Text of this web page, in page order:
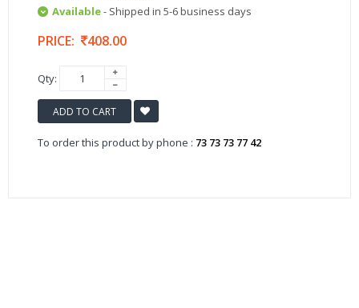
Available- Shipped in 5-6 business days
PRICE: 408.00
Qty:
ADD TO CART
To order this product by phone : 73 73 73 77 42